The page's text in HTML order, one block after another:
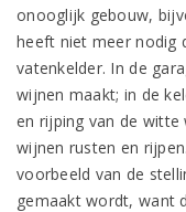
onooglijk gebouw,
heeft niet meer nodig
vatenkelder. In de
wijnen maakt; in de
en rijping van de witte
wijnen rusten en
voorbeeld van de
gemaakt wordt, want